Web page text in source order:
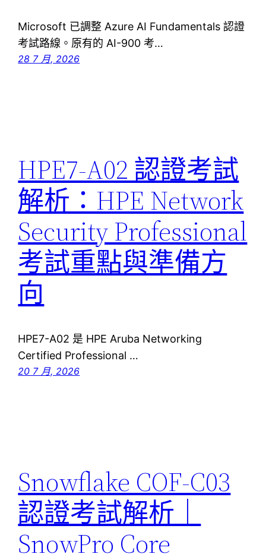
Microsoft 已調整 Azure AI Fundamentals 認證
考試路線。原有的 AI-900 考…
28 7 月, 2026
HPE7-A02 認證考試
解析：HPE Network
Security Professional
考試重點與準備方
向
HPE7-A02 是 HPE Aruba Networking
Certified Professional …
20 7 月, 2026
Snowflake COF-C03
認證考試解析｜
SnowPro Core